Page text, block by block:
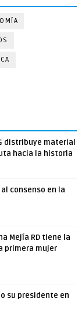
distribuye material
hacia la historia
consenso en la
Mejía RD tiene la
primera mujer
su presidente en